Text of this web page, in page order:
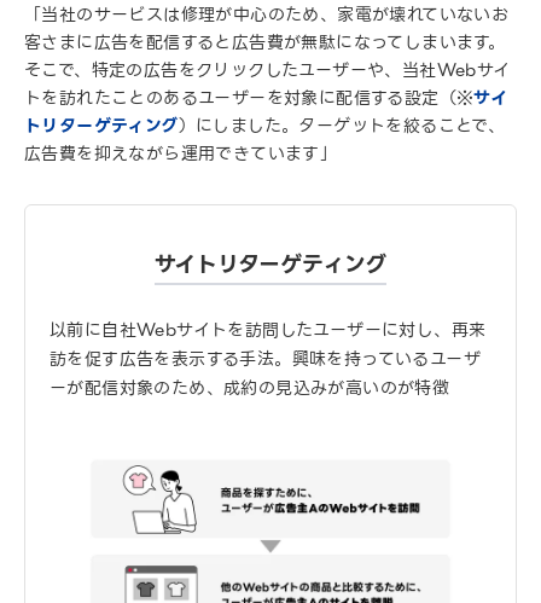
「当社のサービスは修理が中心のため、家電が壊れていないお
客さまに広告を配信すると広告費が無駄になってしまいます。
そこで、特定の広告をクリックしたユーザーや、当社Webサイ
トを訪れたことのあるユーザーを対象に配信する設定（※サイ
トリターゲティング）にしました。ターゲットを絞ることで、
広告費を抑えながら運用できています」
サイトリターゲティング
以前に自社Webサイトを訪問したユーザーに対し、再来
訪を促す広告を表示する手法。興味を持っているユーザ
ーが配信対象のため、成約の見込みが高いのが特徴